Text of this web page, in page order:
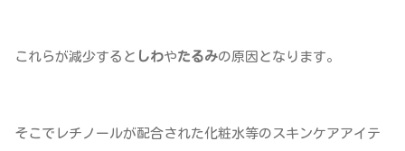
これらが減少すると しわやたるみの原因となります。
そこでレチノールが配合された化粧水等のスキンケアアイテ